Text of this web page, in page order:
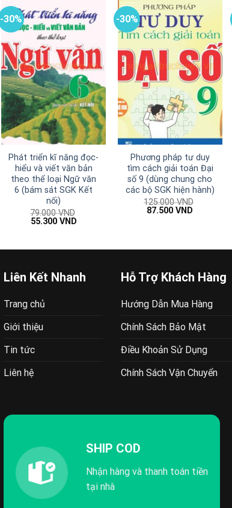
-30%
Phát triển kĩ năng đọc-
hiểu và viết văn bản
theo thể loại Ngữ văn
6 (bám sát SGK Kết
nối)
79.000VND
Giá
55.300 VNDGiá
-30%
Phương pháp tư duy
tìm cách giải toán Đại
số 9 (dùng chung cho
các bộ SGK hiện hành)
125.000VND
Giá
87.500VND
Liên Kết Nhanh
Trang chủ
Giới thiệu
Tin tức
Liên hệ
Hỗ Trợ Khách Hàng
Hướng Dẫn Mua Hàng
Chính Sách Bảo Mật
Điều Khoản Sử Dụng
Chính Sách Vận Chuyển
SHIP COD
Nhận hàng và thanh toán tiền
tại nhà